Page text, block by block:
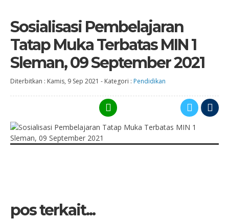
Sosialisasi Pembelajaran
Tatap Muka Terbatas MIN 1
Sleman, 09 September 2021
Diterbitkan : Kamis, 9 Sep 2021 - Kategori : Pendidikan
pos terkait...